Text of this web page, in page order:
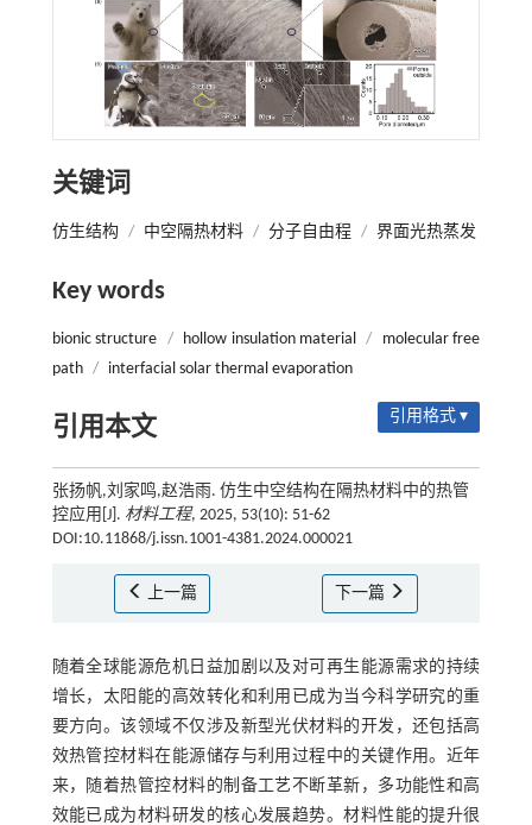
关键词
仿生结构 / 中空隔热材料 / 分子自由程 / 界面光热蒸发
Key words
bionic structure / hollow insulation material /
molecular free
path / interfacial solar thermal evaporation
引用本文 引用格式 ▾
张扬帆,刘家鸣,赵浩雨. 仿生中空结构在隔热材料中的热管
控应用[J]. 材料工程, 2025, 53(10): 51-62
DOI:10.11868/j.issn.1001-4381.2024.000021
上一篇 下一篇
随着全球能源危机日益加剧以及对可再生能源需求的持续
增长，太阳能的高效转化和利用已成为当今科学研究的重
要方向。该领域不仅涉及新型光伏材料的开发，还包括高
效热管控材料在能源储存与利用过程中的关键作用。近年
来，随着热管控材料的制备工艺不断革新，多功能性和高
效能已成为材料研发的核心发展趋势。材料性能的提升很